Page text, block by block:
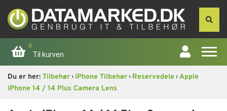
0
Til kurven
Forside
Du er her: Tilbehør› iPhone Tilbehør› Reservedele›Apple
iPhone 14 / 14 Plus Camera Lens